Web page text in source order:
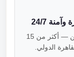
24/7
فريق خبراء النقل الفاخر في فالكون ليموزين — أكثر من 15
الدولي.